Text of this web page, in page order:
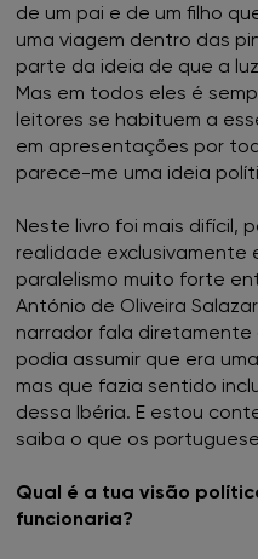
de um pai e de um filho
uma viagem dentro das
parte da ideia de que a
Mas em todos eles é
leitores se habituem a
em apresentações por
parece-me uma ideia
Neste livro foi mais difícil,
realidade exclusivamente
paralelismo muito forte
António de Oliveira
narrador fala diretamente
podia assumir que era
mas que fazia sentido
dessa Ibéria. E estou
saiba o que os
Qual é a tua visão
funcionaria?